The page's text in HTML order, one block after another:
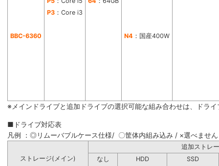
BBC-6360 N4 ：国産400W
P3 ：Core i3
※メインドライブと追加ドライブの選択可能な組み合わせは、ドラ
■ドライブ対応表
凡例 ：◎リムーバブルケース仕様/ 〇筐体内組み込み / ×選べません
追加ストレ
ストレージ(メイン)
なし HDD
SSD